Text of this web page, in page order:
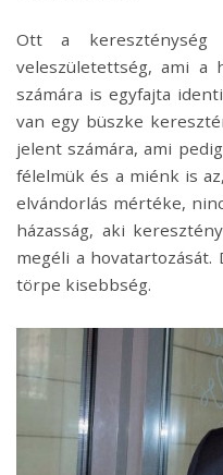
Ott a
veleszületettség, ami a
számára is egyfajta
van egy büszke
jelent számára, ami
félelmük és a miénk is
elvándorlás mértéke,
házasság, aki
megéli a hovatartozását.
törpe kisebbség.